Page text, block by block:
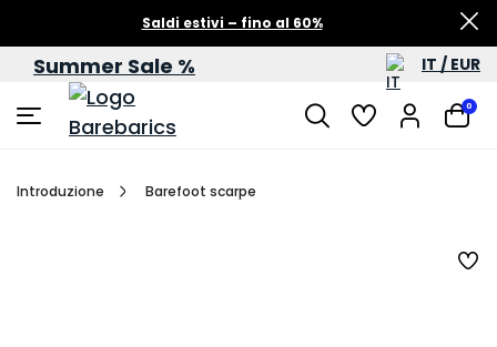
Saldi estivi – fino al 60%
Summer Sale % IT / EUR
0
Introduzione Barefoot scarpe